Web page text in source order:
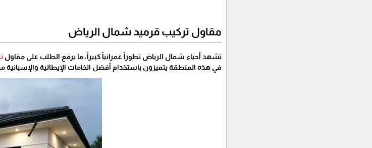
مقاول تركيب قرميد شمال الرياض
تشهد أحياء شمال الرياض تطوراً عمرانياً كبيراً، ما يرفع الطلب على مقاول
في هذه المنطقة يتميزون باستخدام أفضل الخامات الإيطالية والإسبانية